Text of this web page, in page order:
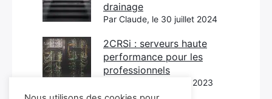
drainage
Par Claude, le 30 juillet 2024
2CRSi : serveurs haute
performance pour les
professionnels
Par Claude, le 26 avril 2023